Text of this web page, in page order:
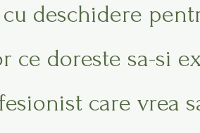
deschidere
ce doreste sa-si
care vrea